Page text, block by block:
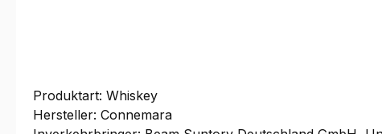
Produktart: Whiskey
Hersteller: Connemara